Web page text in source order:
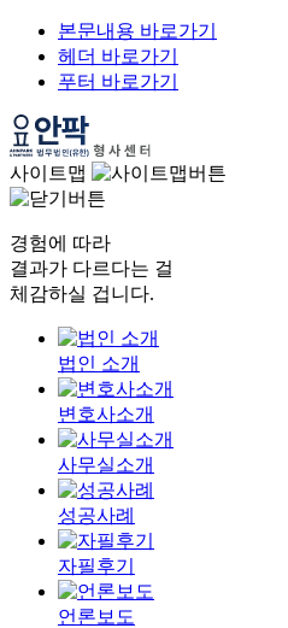
본문내용 바로가기
헤더 바로가기
푸터 바로가기
사이트맵
경험에 따라
결과가 다르다는 걸
체감하실 겁니다.
법인 소개
변호사소개
사무실소개
성공사례
자필후기
언론보도